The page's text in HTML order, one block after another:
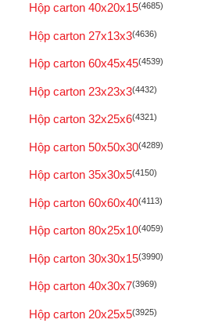
Hộp carton 40x20x15(4685)
Hộp carton 27x13x3(4636)
Hộp carton 60x45x45(4539)
Hộp carton 23x23x3(4432)
Hộp carton 32x25x6(4321)
Hộp carton 50x50x30(4289)
Hộp carton 35x30x5(4150)
Hộp carton 60x60x40(4113)
Hộp carton 80x25x10(4059)
Hộp carton 30x30x15(3990)
Hộp carton 40x30x7(3969)
Hộp carton 20x25x5(3925)